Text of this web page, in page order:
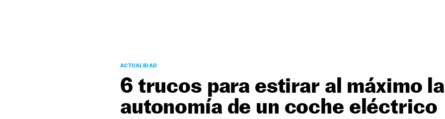
ACTUALIDAD
6 trucos para estirar al máximo la
autonomía de un coche eléctrico